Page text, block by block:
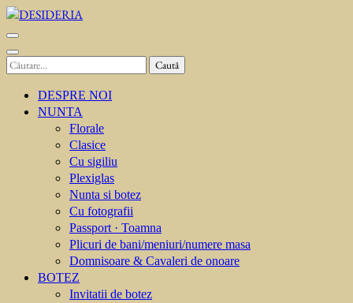
Sari
la
conținut
(apasă
Caută
DESPRE NOI
NUNTA
Florale
Clasice
Cu sigiliu
Plexiglas
Nunta si botez
Cu fotografii
Passport · Toamna
Plicuri de bani/meniuri/numere masa
Domnisoare & Cavaleri de onoare
BOTEZ
Invitatii de botez